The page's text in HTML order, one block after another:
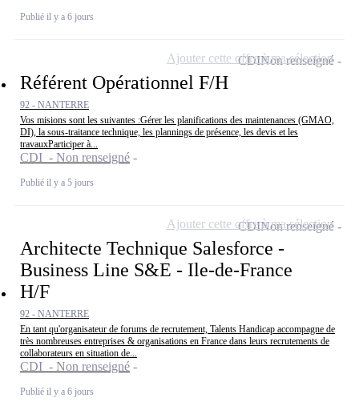
Publié il y a 6 jours
Référent Opérationnel F/H
92 - NANTERRE
Vos misions sont les suivantes :Gérer les planifications des maintenances (GMAO,
DI), la sous-traitance technique, les plannings de présence, les devis et les
travauxParticiper à...
CDI - Non renseigné
Publié il y a 5 jours
CDINon renseigné
Ajouter cette offre à ma sélection
Architecte Technique Salesforce -
Business Line S&E - Ile-de-France
H/F
92 - NANTERRE
En tant qu'organisateur de forums de recrutement, Talents Handicap accompagne de
très nombreuses entreprises & organisations en France dans leurs recrutements de
collaborateurs en situation de...
CDI - Non renseigné
Publié il y a 6 jours
CDINon renseigné
Ajouter cette offre à ma sélection